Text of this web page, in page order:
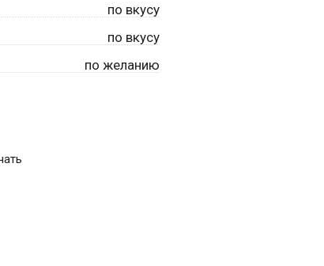
по вкусу
по вкусу
по желанию